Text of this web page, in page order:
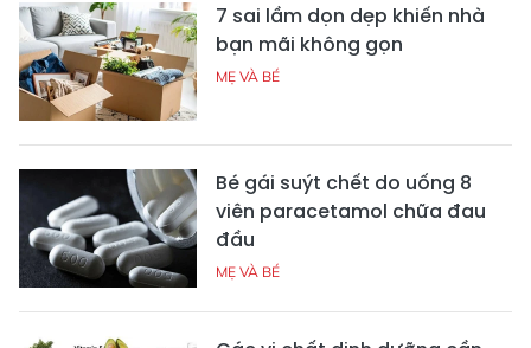
7 sai lầm dọn dẹp khiến nhà
bạn mãi không gọn
MẸ VÀ BÉ
Bé gái suýt chết do uống 8
viên paracetamol chữa đau
đầu
MẸ VÀ BÉ